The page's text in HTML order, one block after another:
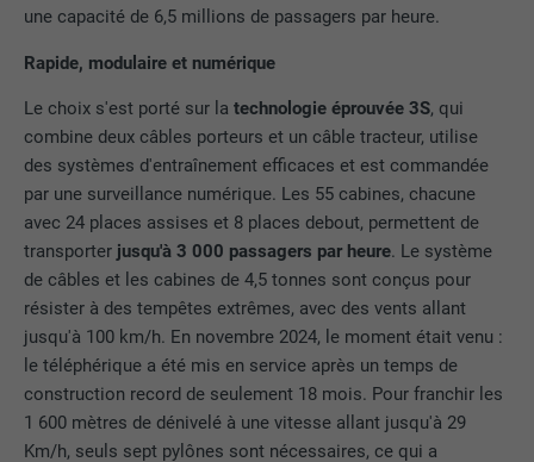
une capacité de 6,5 millions de passagers par heure.
Rapide, modulaire et numérique
Le choix s'est porté sur latechnologie éprouvée 3S, qui
combine deux câbles porteurs et un câble tracteur, utilise
des systèmes d'entraînement efficaces et est commandée
par une surveillance numérique. Les 55 cabines, chacune
avec 24 places assises et 8 places debout, permettent de
transporter jusqu'à 3 000 passagers par heure. Le système
de câbles et les cabines de 4,5 tonnes sont conçus pour
résister à des tempêtes extrêmes, avec des vents allant
jusqu'à 100 km/h. En novembre 2024, le moment était venu :
le téléphérique a été mis en service après un temps de
construction record de seulement 18 mois. Pour franchir les
1 600 mètres de dénivelé à une vitesse allant jusqu'à 29
Km/h, seuls sept pylônes sont nécessaires, ce qui a